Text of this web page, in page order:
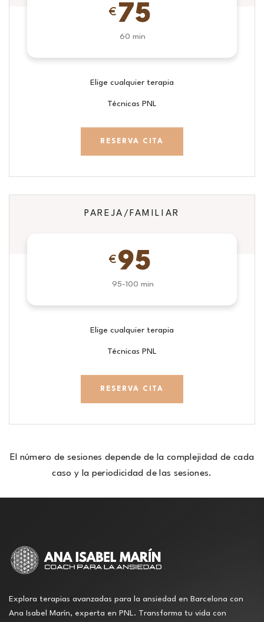
€ 75
60 min
Elige cualquier terapia
Técnicas PNL
RESERVA CITA
PAREJA/FAMILIAR
€ 95
95-100 min
Elige cualquier terapia
Técnicas PNL
RESERVA CITA
El número de sesiones depende de la complejidad de cada
caso y la periodicidad de las sesiones.
Explora terapias avanzadas para la ansiedad en Barcelona con
Ana Isabel Marín, experta en PNL. Transforma tu vida con